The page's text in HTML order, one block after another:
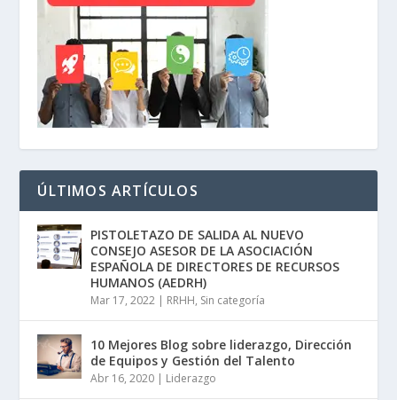
ÚLTIMOS ARTÍCULOS
PISTOLETAZO DE SALIDA AL NUEVO
CONSEJO ASESOR DE LA ASOCIACIÓN
ESPAÑOLA DE DIRECTORES DE RECURSOS
HUMANOS (AEDRH)
Mar 17, 2022 | RRHH, Sin categoría
10 Mejores Blog sobre liderazgo, Dirección
de Equipos y Gestión del Talento
Abr 16, 2020 | Liderazgo